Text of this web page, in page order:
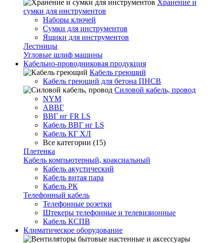
Хранение и
сумки для инструментов
Наборы ключей
Сумки для инструментов
Ящики для инструментов
Лестницы
Угловые шлиф машины
Кабельно-проводниковая продукция
Кабель греющий
Кабель греющий для бетона ПНСВ
Силовой кабель, провод
NYM
АВВГ
ВВГ нг FR LS
Кабель ВВГ нг LS
Кабель КГ ХЛ
Все категории (15)
Плетенка
Кабель компьютерный, коаксиальный
Кабель акустический
Кабель витая пара
Кабель РК
Телефонный кабель
Телефонные розетки
Штекеры телефонные и телевизионные
Кабель КСПВ
Климатическое оборудование